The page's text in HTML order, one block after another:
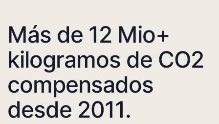
Más de 12 Mio+
kilogramos de CO2
compensados
desde 2011.